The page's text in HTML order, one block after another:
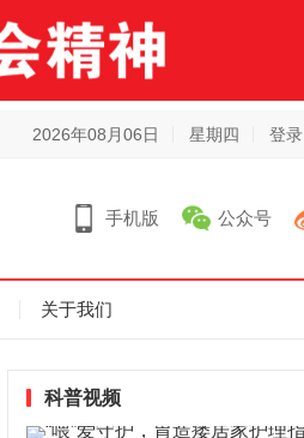
2026年08月06日 星期四 登录
手机版 公众号
关于我们
科普视频